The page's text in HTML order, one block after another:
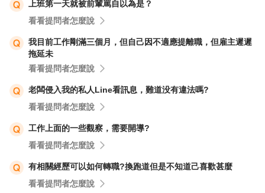
如果法院判決你勝訴，那麼公司就有可能要賠償你一定的金
至於你擔心如果申請勞檢，經理會說出44配的事，那麼你
可以先跟經理溝通。你可以向他說明，你知道44配是違法
的，但是你當時是被迫的，並且你已經沒有再犯。如果你能
說服經理，那麼他就有可能不會在勞檢時說出44配的事。
如果經理還是不願意配合，那麼你就只能自己承擔這個風
的情況。這樣一來，勞動局就會知道44配的存在，並且會
在調查時特別注意。
上班第一天就被前輩罵自以為是？
看看提問者怎麼說
我目前工作剛滿三個月，但自己因不適應提離職，但雇主遲遲
拖延未
看看提問者怎麼說
老闆侵入我的私人Line看訊息，難道没有違法嗎?
看看提問者怎麼說
工作上面的一些觀察，需要開導?
看看提問者怎麼說
有相關經歷可以如何轉職?換跑道但是不知道己喜歡甚麼
看看提問者怎麼說